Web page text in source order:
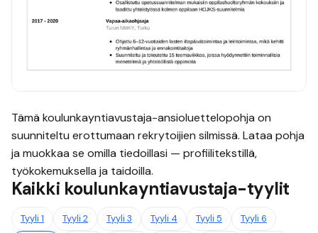
Tämä koulunkayntiavustaja-ansioluettelopohja on
suunniteltu erottumaan rekrytoijien silmissä. Lataa pohja
ja muokkaa se omilla tiedoillasi — profiilitekstillä,
työkokemuksella ja taidoilla.
Kaikki koulunkayntiavustaja-tyylit
Tyyli 1 Tyyli 2 Tyyli 3 Tyyli 4 Tyyli 5 Tyyli 6